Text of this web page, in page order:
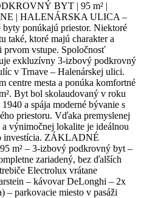
BYT | 95 m² |
| HALENÁRSKA ULICA –
ponúkajú priestor. Niektoré
také, ktoré majú charakter a
prvom vstupe. Spoločnosť
exkluzívny 3-izbový podkrovný
v Trnave – Halenárskej ulici.
centre mesta a ponúka komfortné
Byt bol skolaudovaný v roku
a spája moderné bývanie s
priestoru. Vďaka premyslenej
výnimočnej lokalite je ideálnou
investícia. ZÁKLADNÉ
m² – 3-izbový podkrovný byt –
zariadený, bez ďalších
Electrolux vrátane
– kávovar DeLonghi – 2x
– parkovacie miesto v pasáži